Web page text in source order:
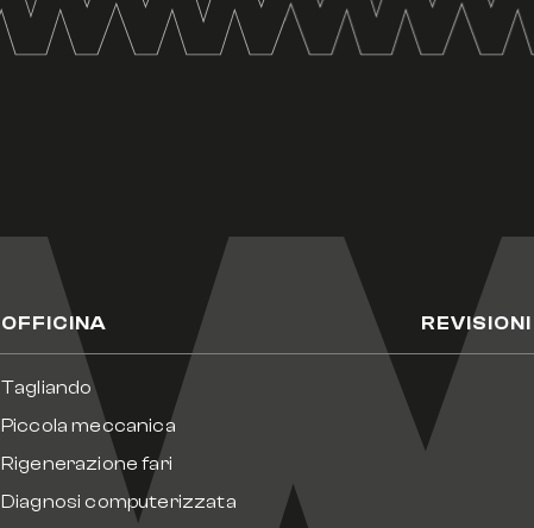
OFFICINA
Tagliando
Piccola meccanica
Rigenerazione fari
Diagnosi computerizzata
REVISIONI